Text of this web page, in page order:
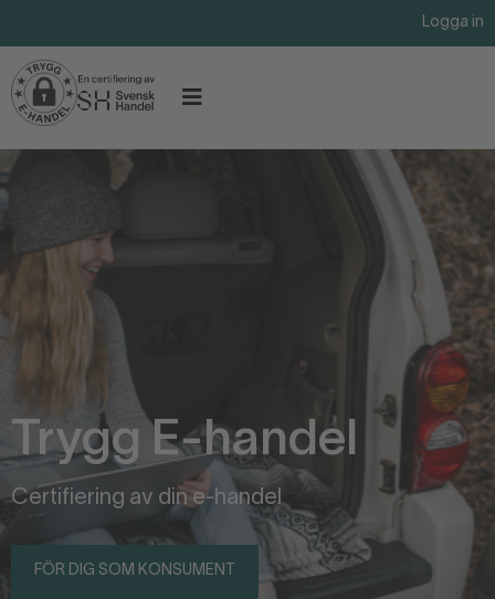
Logga in
Trygg E-handel
Certifiering av din e-handel
FÖR DIG SOM KONSUMENT